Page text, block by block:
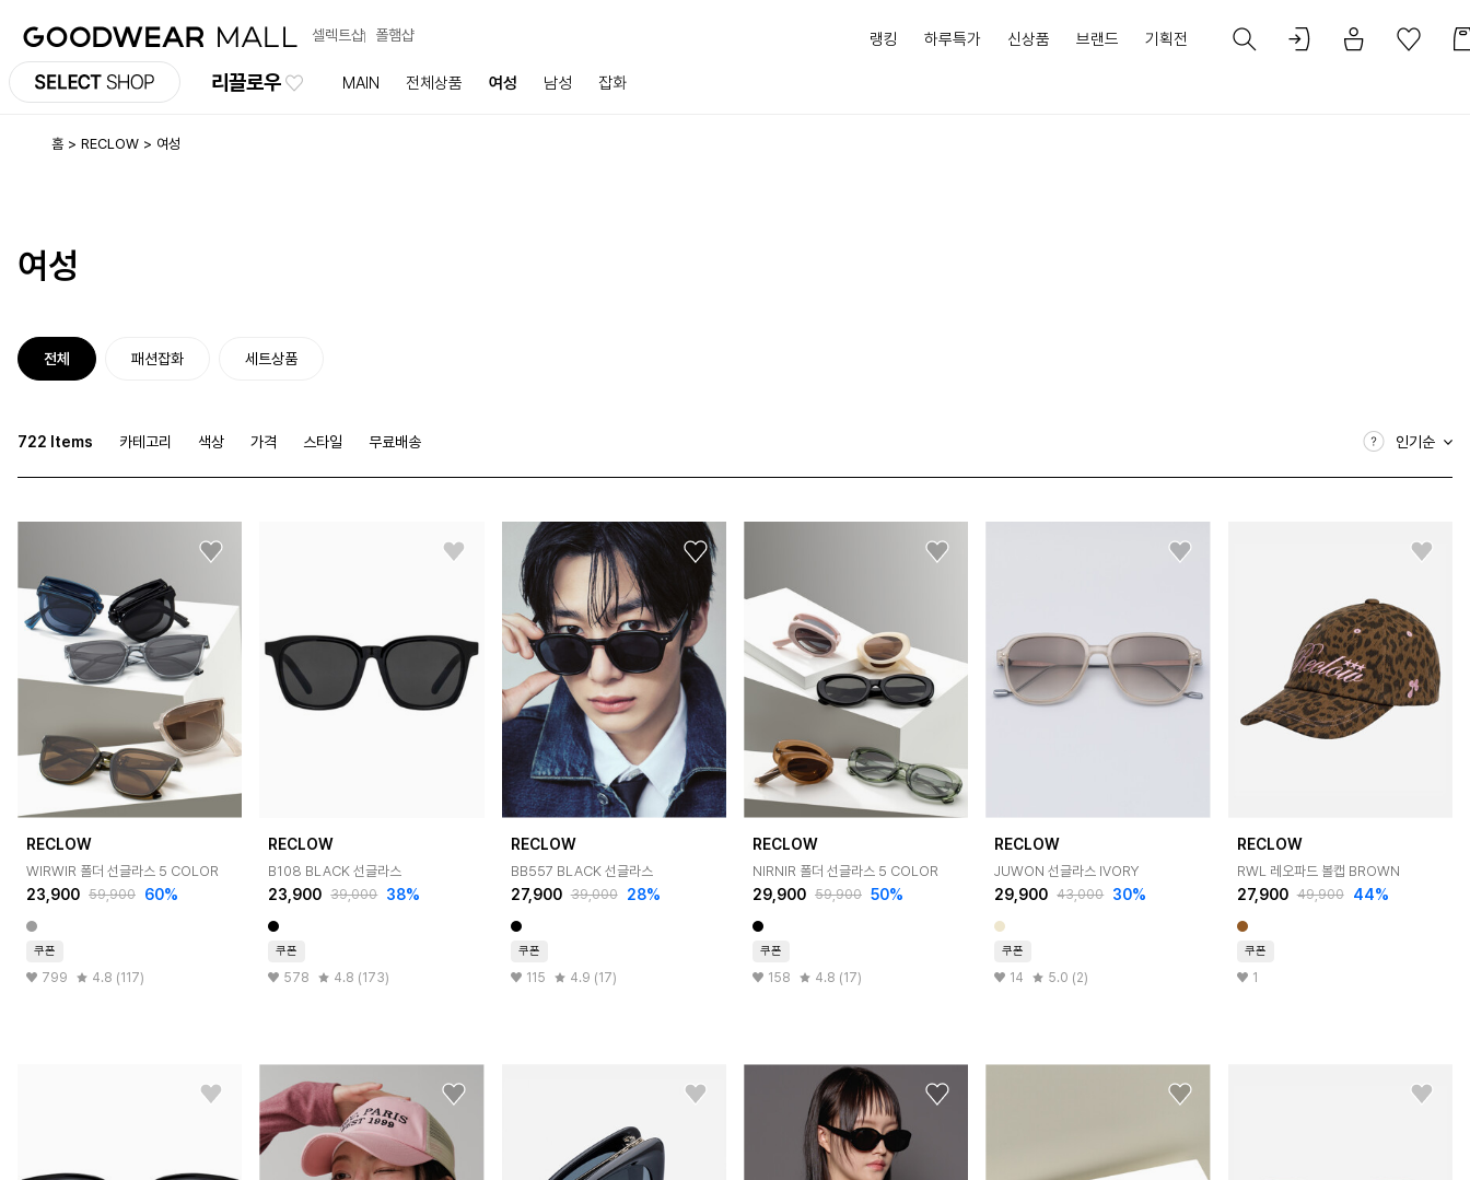
셀렉트샵 폴햄샵
리끌로우 MAIN 전체상품 여성 남성 잡화
랭킹 하루특가 신상품 브랜드 기획전
홈 RECLOW 여성
여성
전체 패션잡화 세트상품
722 Items 카테고리 색상 가격 스타일 무료배송 인기순
RECLOW
WIRWIR 폴더 선글라스 5 COLOR
23,900 59,900 60%
쿠폰
799 4.8 (117)
RECLOW
B108 BLACK 선글라스
23,900 39,000 38%
쿠폰
578 4.8 (173)
RECLOW
BB557 BLACK 선글라스
27,900 39,000 28%
쿠폰
115 4.9 (17)
RECLOW
NIRNIR 폴더 선글라스 5 COLOR
29,900 59,900 50%
쿠폰
158 4.8 (17)
RECLOW
JUWON 선글라스 IVORY
29,900 43,000 30%
쿠폰
14 5.0 (2)
RECLOW
RWL 레오파드 볼캡 BROWN
27,900 49,900 44%
쿠폰
1